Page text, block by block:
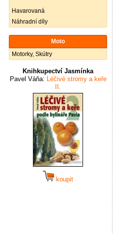
Havarovaná
Náhradní díly
Moto
Motorky, Skútry
Knihkupectví Jasmínka
Pavel Váňa: Léčivé stromy a keře
II.
koupit